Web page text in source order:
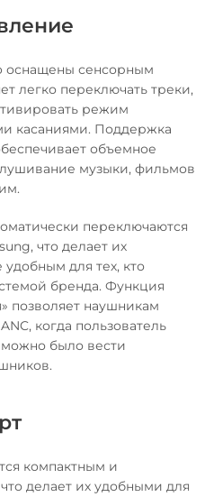
оснащены сенсорным
легко переключать треки,
режим
касаниями. Поддержка
объемное
музыки, фильмов
переключаются
что делает их
для тех, кто
бренда. Функция
позволяет наушникам
когда пользователь
можно было вести
компактным и
делает их удобными для